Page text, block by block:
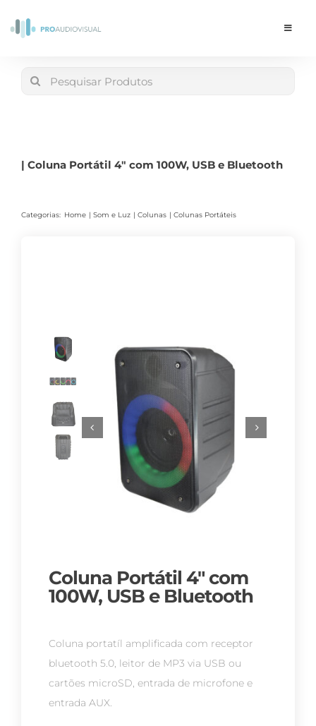
Toggle
Search
| Coluna Portátil 4″ com 100W, USB e Bluetooth
Categorias: Home Som e Luz Colunas Colunas Portáteis
Coluna Portátil 4″ com
100W, USB e Bluetooth
Coluna portatíl amplificada com receptor
bluetooth 5.0, leitor de MP3 via USB ou
cartões microSD, entrada de microfone e
entrada AUX.